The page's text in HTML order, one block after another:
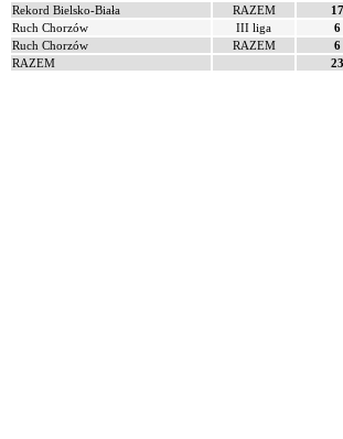
Rekord Bielsko-Biała
RAZEM 17
Ruch Chorzów
III liga 6
Ruch Chorzów
RAZEM 6
RAZEM
23